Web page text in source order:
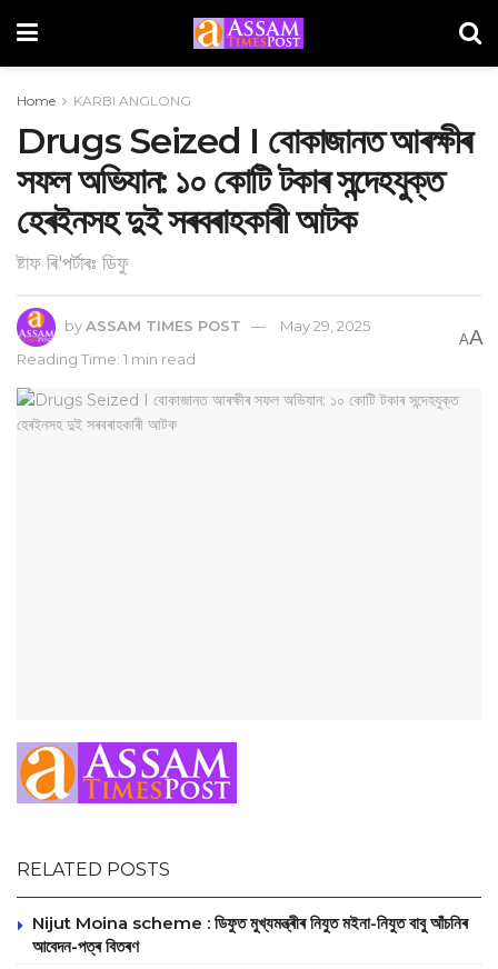
Home KARBI ANGLONG
Drugs Seized I বোকাজানত আৰক্ষীৰ
সফল অভিযান: ১০ কোটি টকাৰ সন্দেহযুক্ত
হেৰইনসহ দুই সৰবৰাহকাৰী আটক
ষ্টাফ ৰি'পৰ্টাৰঃ ডিফু
byASSAM TIMES POST
May 29, 2025
Reading Time: 1 min read
AA
RELATED POSTS
Nijut Moina scheme : ডিফুত মুখ্যমন্ত্ৰীৰ নিযুত মইনা-নিযুত বাবু আঁচনিৰ
আবেদন-পত্ৰ বিতৰণ